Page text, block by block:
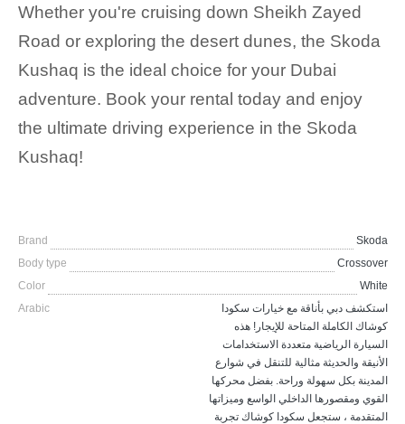
Whether you're cruising down Sheikh Zayed
Road or exploring the desert dunes, the Skoda
Kushaq is the ideal choice for your Dubai
adventure. Book your rental today and enjoy
the ultimate driving experience in the Skoda
Kushaq!
Brand
Skoda
Body type
Crossover
Color
White
Arabic
استكشف دبي بأناقة مع خيارات سكودا
كوشاك الكاملة المتاحة للإيجار! هذه
السيارة الرياضية متعددة الاستخدامات
الأنيقة والحديثة مثالية للتنقل في شوارع
المدينة بكل سهولة وراحة. بفضل محركها
القوي ومقصورها الداخلي الواسع وميزاتها
المتقدمة ، ستجعل سكودا كوشاك تجربة